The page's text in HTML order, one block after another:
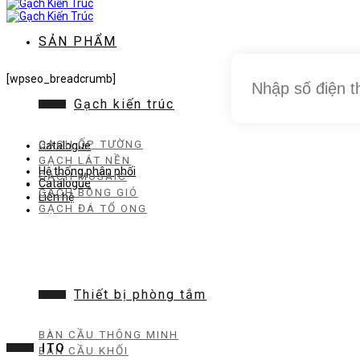
dung
Catalogue
Hệ thống phân phối
Liên hệ
Catalogue
SẢN PHẨM
Gạch kiến trúc
GẠCH ỐP TƯỜNG
GẠCH LÁT NỀN
GẠCH MOSAIC
GẠCH BÔNG GIÓ
GẠCH ĐÁ TỔ ONG
Thiết bị phòng tắm
BÀN CẦU THÔNG MINH
BÀN CẦU KHỐI
[wpseo_breadcrumb]
ITO